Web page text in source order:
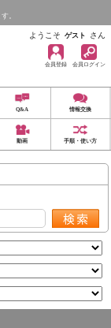
。
ようこそ ゲスト さん
会員登録 会員ログイン
Q&A 情報交換
動画 手順・使い方